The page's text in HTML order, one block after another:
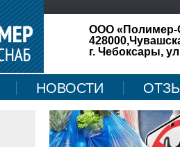
ООО «Полимер-
г. Чебоксары,
НОВОСТИ